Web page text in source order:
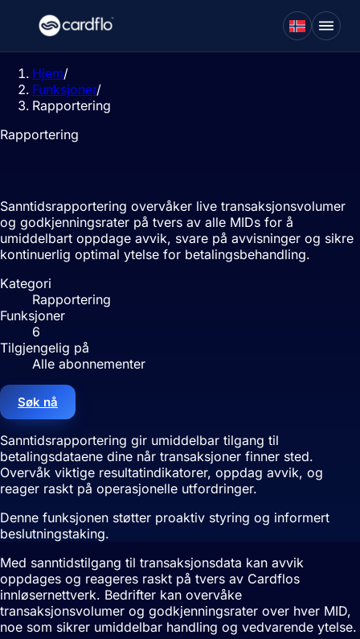
Hjem/
Funksjoner/
Rapportering
Rapportering
Sanntidsrapportering overvåker live transaksjonsvolumer
og godkjenningsrater på tvers av alle MIDs for å
umiddelbart oppdage avvik, svare på avvisninger og sikre
kontinuerlig optimal ytelse for betalingsbehandling.
Kategori
Rapportering
Funksjoner
6
Tilgjengelig på
Alle abonnementer
Søk nå
Sanntidsrapportering gir umiddelbar tilgang til
betalingsdataene dine når transaksjoner finner sted.
Overvåk viktige resultatindikatorer, oppdag avvik, og
reager raskt på operasjonelle utfordringer.
Denne funksjonen støtter proaktiv styring og informert
beslutningstaking.
Med sanntidstilgang til transaksjonsdata kan avvik
oppdages og reageres raskt på tvers av Cardflos
innløsernettverk. Bedrifter kan overvåke
transaksjonsvolumer og godkjenningsrater over hver MID,
noe som sikrer umiddelbar handling og vedvarende ytelse.